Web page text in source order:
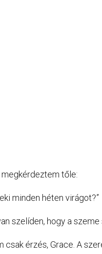
tőle:
minden héten virágot?”
szelíden, hogy a
csak érzés, Grace. A